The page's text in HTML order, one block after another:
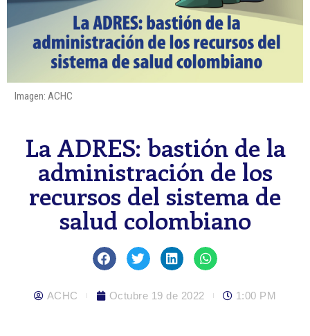
Imagen: ACHC
La ADRES: bastión de la
administración de los
recursos del sistema de
salud colombiano
ACHC Octubre 19 de 2022 1:00 PM